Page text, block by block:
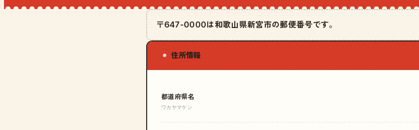
〒647-0000は和歌山県新宮市の郵便番号です。
◉ 住所情報
都道府県名
ワカヤマケン